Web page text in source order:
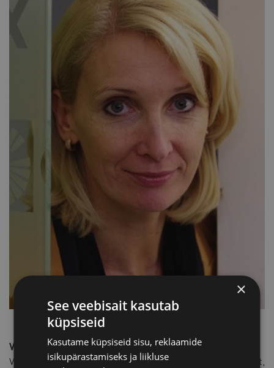
Virve Jõgeva, Glamox Eesti juht
Virve on tootmisjuhtimise valdkonnas tegutsenud 15 aastat,
×
See veebisait kasutab
küpsiseid
Kasutame küpsiseid sisu, reklaamide
isikupärastamiseks ja liikluse